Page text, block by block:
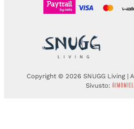
Copyright © 2026 SNUGG Living |
Sivusto: